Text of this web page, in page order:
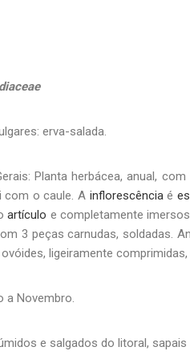
erva-salada.
Planta herbácea, anual,
com o caule. A inflorescênciaé
artículo e completamente
3 peças carnudas, soldadas.
ligeiramente
a Novembro.
e salgados do litoral, sapais